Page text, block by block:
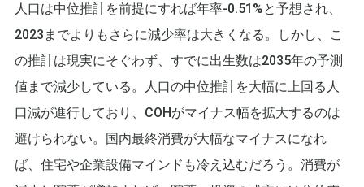
人口は中位推計を前提にすれば年率-0.51%と予想され、
2023までよりもさらに減少率は大きくなる。しかし、こ
の推計は現実にそぐわず、すでに出生数は2035年の予測
値まで減少している。人口の中位推計を大幅に上回る人
口減が進行しており、COHがマイナス幅を拡大するのは
避けられない。国内最終消費が大幅なマイナスになれ
ば、住宅や企業設備マインドも冷え込むだろう。消費が